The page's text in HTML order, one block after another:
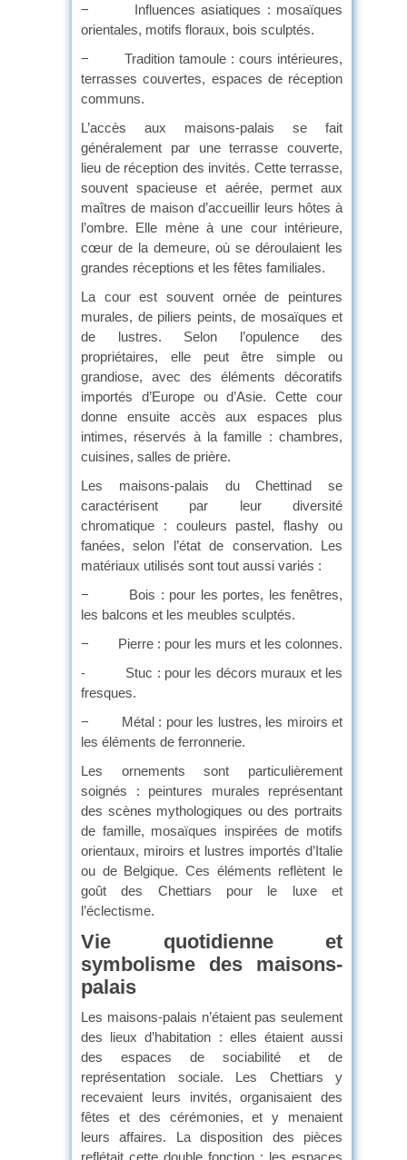
− Influences asiatiques : mosaïques
orientales, motifs floraux, bois sculptés.
− Tradition tamoule : cours intérieures,
terrasses couvertes, espaces de réception
communs.
L’accès aux maisons-palais se fait
généralement par une terrasse couverte,
lieu de réception des invités. Cette terrasse,
souvent spacieuse et aérée, permet aux
maîtres de maison d’accueillir leurs hôtes à
l’ombre. Elle mène à une cour intérieure,
cœur de la demeure, où se déroulaient les
grandes réceptions et les fêtes familiales.
La cour est souvent ornée de peintures
murales, de piliers peints, de mosaïques et
de lustres. Selon l’opulence des
propriétaires, elle peut être simple ou
grandiose, avec des éléments décoratifs
importés d’Europe ou d’Asie. Cette cour
donne ensuite accès aux espaces plus
intimes, réservés à la famille : chambres,
cuisines, salles de prière.
Les maisons-palais du Chettinad se
caractérisent par leur diversité
chromatique : couleurs pastel, flashy ou
fanées, selon l’état de conservation. Les
matériaux utilisés sont tout aussi variés :
− Bois : pour les portes, les fenêtres,
les balcons et les meubles sculptés.
− Pierre : pour les murs et les colonnes.
- Stuc : pour les décors muraux et les
fresques.
− Métal : pour les lustres, les miroirs et
les éléments de ferronnerie.
Les ornements sont particulièrement
soignés : peintures murales représentant
des scènes mythologiques ou des portraits
de famille, mosaïques inspirées de motifs
orientaux, miroirs et lustres importés d’Italie
ou de Belgique. Ces éléments reflètent le
goût des Chettiars pour le luxe et
l’éclectisme.
Vie quotidienne et
symbolisme des maisons-
palais
Les maisons-palais n’étaient pas seulement
des lieux d’habitation : elles étaient aussi
des espaces de sociabilité et de
représentation sociale. Les Chettiars y
recevaient leurs invités, organisaient des
fêtes et des cérémonies, et y menaient
leurs affaires. La disposition des pièces
reflétait cette double fonction : les espaces